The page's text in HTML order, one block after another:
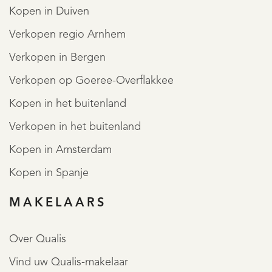
- Antispeculatiebeding van 1 jaar
--- English translation ---
large balconies overlooking the courtyard. The apartment
also has an A+ energy label!
This spacious apartment on Titus van Rijnstraat offers a
comfortable living environment with all conveniences
Kopen in Duiven
Verkopen regio Arnhem
Verkopen in Bergen
Verkopen op Goeree-Overflakkee
Kopen in het buitenland
Verkopen in het buitenland
Kopen in Amsterdam
Kopen in Spanje
MAKELAARS
Over Qualis
Vind uw Qualis-makelaar